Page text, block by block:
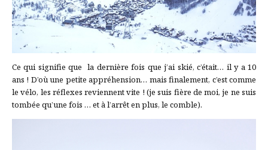
Ce qui signifie que la dernière fois que j’ai skié, c’était… il y a 10
ans ! D’où une petite appréhension… mais finalement, c’est comme
le vélo, les réflexes reviennent vite ! (je suis fière de moi, je ne suis
tombée qu’une fois … et à l’arrêt en plus, le comble).